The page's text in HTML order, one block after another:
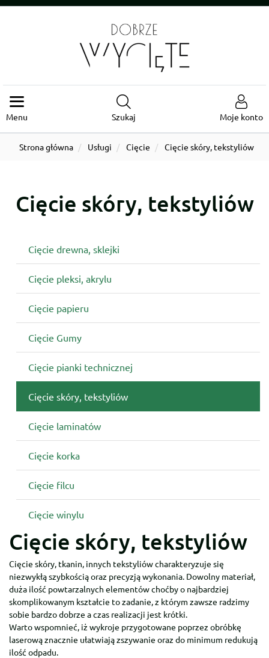
Menu Szukaj Moje konto
Strona główna Usługi Cięcie Cięcie skóry, tekstyliów
Cięcie skóry, tekstyliów
Cięcie drewna, sklejki
Cięcie pleksi, akrylu
Cięcie papieru
Cięcie Gumy
Cięcie pianki technicznej
Cięcie skóry, tekstyliów
Cięcie laminatów
Cięcie korka
Cięcie filcu
Cięcie winylu
Cięcie skóry, tekstyliów
Cięcie skóry, tkanin, innych tekstyliów charakteryzuje się
niezwykłą szybkością oraz precyzją wykonania. Dowolny materiał,
duża ilość powtarzalnych elementów choćby o najbardziej
skomplikowanym kształcie to zadanie, z którym zawsze radzimy
sobie bardzo dobrze a czas realizacji jest krótki.
Warto wspomnieć, iż wykroje przygotowane poprzez obróbkę
laserową znacznie ułatwiają zszywanie oraz do minimum redukują
ilość odpadu.